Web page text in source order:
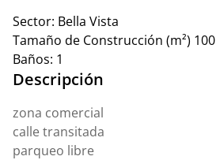
Sector: Bella Vista
Tamaño de Construcción (m²) 100
Baños: 1
Descripción
zona comercial
calle transitada
parqueo libre